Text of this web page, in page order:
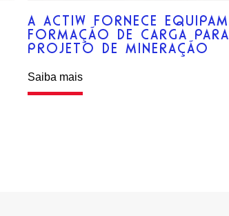
A ACTIW FORNECE
FORMAÇÃO DE CARGA
PROJETO DE MINERAÇÃO
Saiba mais